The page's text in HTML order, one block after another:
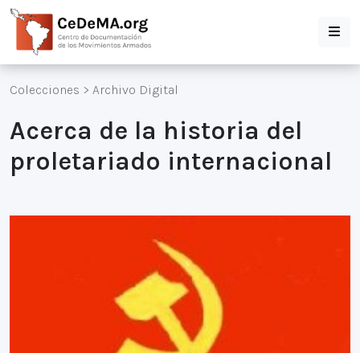
Colecciones > Archivo Digital
Acerca de la historia del
proletariado internacional